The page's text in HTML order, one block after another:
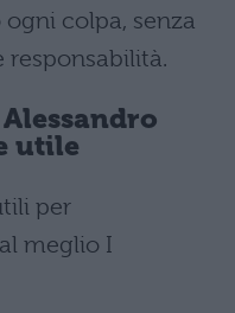
colpa, senza
responsabilità.
Alessandro
utile
per
meglio I